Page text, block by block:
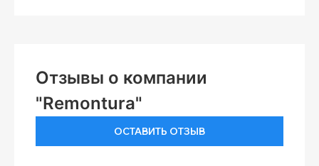
Отзывы о компании
"Remontura"
ОСТАВИТЬ ОТЗЫВ